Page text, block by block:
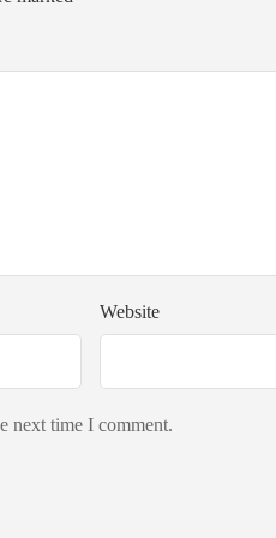
Website
next time I comment.